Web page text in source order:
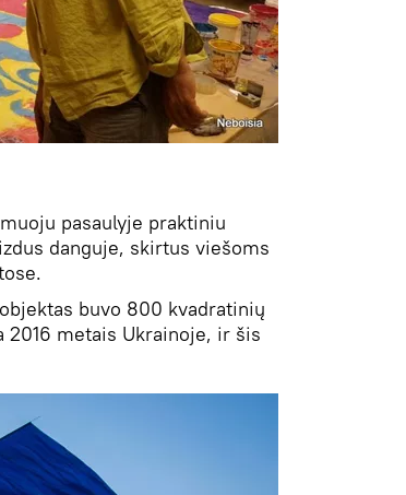
pasaulyje praktiniu
danguje, skirtus viešoms
buvo 800 kvadratinių
2016 metais Ukrainoje, ir šis